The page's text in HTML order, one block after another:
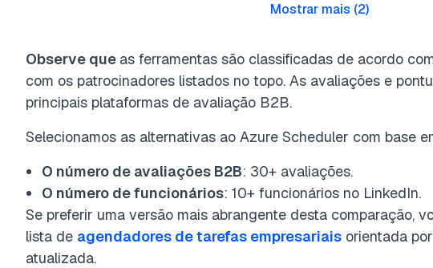
Mostrar mais (2)
Observe que as ferramentas são classificadas de acordo
com os patrocinadores listados no topo. As avaliações e
principais plataformas de avaliação B2B.
Selecionamos as alternativas ao Azure Scheduler com base
O número de avaliações B2B: 30+ avaliações.
O número de funcionários: 10+ funcionários no LinkedIn.
Se preferir uma versão mais abrangente desta comparação,
lista de agendadores de tarefas empresariais orientada
atualizada.